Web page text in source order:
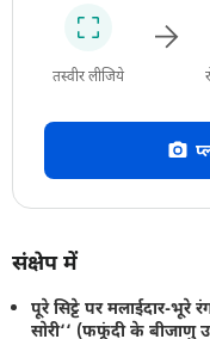
तस्वीर लीजिये
संक्षेप में
पूरे सिट्टे पर मलाईदार-भूरे
सोरी‘‘ (फफूंदी के बीजाणु